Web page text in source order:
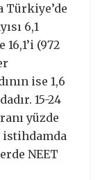
Türkiye’de
6,1
(972
ise 1,6
15-24
yüzde
istihdamda
NEET